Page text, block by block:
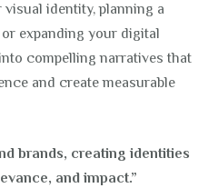
identity, planning a
expanding your digital
compelling narratives that
and create measurable
brands, creating identities
and impact.”